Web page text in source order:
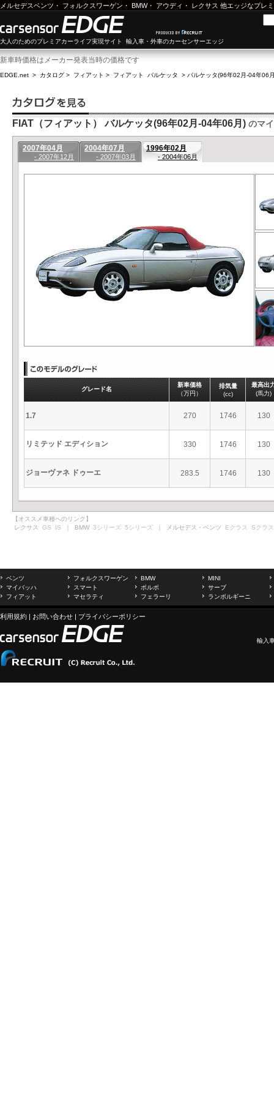
メルセデスベンツ ・ フォルクスワーゲン ・ BMW・ アウディ ・ レクサス 他エッジなプレ
大人のためのプレミアカーライフ実現サイト 輸入車・外車のカーセンサーエッジ
新車時価格はメーカー発表当時の価格です
EDGE.net > カタログ > フィアット > フィアット バルケッタ > バルケッタ(96年02月-04年06
FIAT（フィアット） バルケッタ(96年02月-04年06月) のマ
2007年04月
- 2007年12月
2004年07月
- 2007年03月
1996年02月
- 2004年06月
グレード名
新車価格
（万円）
排気量
(cc)
最高出
(馬力)
1.7 270 1746 130
リミテッド エディション 330 1746 130
ジョーヴァネ ドゥーエ 283.5 1746 130
【オススメ車種へのリンク】
レクサス GS IS ｜ BMW 3シリーズ 5シリーズ ｜ メルセデス・ベンツ Eクラス Sクラス
ベンツ フォルクスワーゲン BMW
MINI
マイバッハ
スマート ボルボ
サーブ
フィアット
マセラティ フェラーリ ランボルギーニ
利用規約 | お問い合わせ | プライバシーポリシー
輸入